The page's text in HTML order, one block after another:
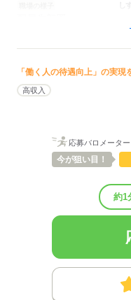
■賞与：0ヶ月/年
■賞与備考：なし
■その他福利厚生：
・感染症対策、予防接種補助
・健康促進支援
・提携保育園（中央区、
・ベルコエコクラブ加入
資格手当：10,000円～
夜勤手当：12000円～
年末年始手当
「働く人の待遇向上」の実現
高収入
応募バロメーター
今が狙い目！
約1